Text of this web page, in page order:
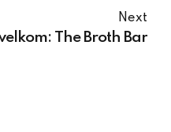
Next
The Broth Bar